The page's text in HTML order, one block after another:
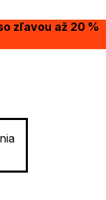
zľavou až 20 %